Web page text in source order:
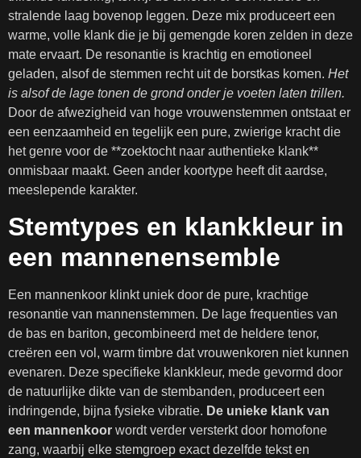
stralende laag bovenop leggen. Deze mix produceert een
warme, volle klank die je bij gemengde koren zelden in deze
mate ervaart. De resonantie is krachtig en emotioneel
geladen, alsof de stemmen recht uit de borstkas komen. Het
is alsof de lage tonen de grond onder je voeten laten trillen.
Door de afwezigheid van hoge vrouwenstemmen ontstaat er
een eenzaamheid en tegelijk een pure, zwierige kracht die
het genre voor de **zoektocht naar authentieke klank**
onmisbaar maakt. Geen ander koortype heeft dit aardse,
meeslepende karakter.
Stemtypes en klankkleur in
een mannenensemble
Een mannenkoor klinkt uniek door de pure, krachtige
resonantie van mannenstemmen. De lage frequenties van
de bas en bariton, gecombineerd met de heldere tenor,
creëren een vol, warm timbre dat vrouwenkoren niet kunnen
evenaren. Deze specifieke klankkleur, mede gevormd door
de natuurlijke dikte van de stembanden, produceert een
indringende, bijna fysieke vibratie. De unieke klank van
een mannenkoor wordt verder versterkt door homofone
zang, waarbij elke stemgroep exact dezelfde tekst en